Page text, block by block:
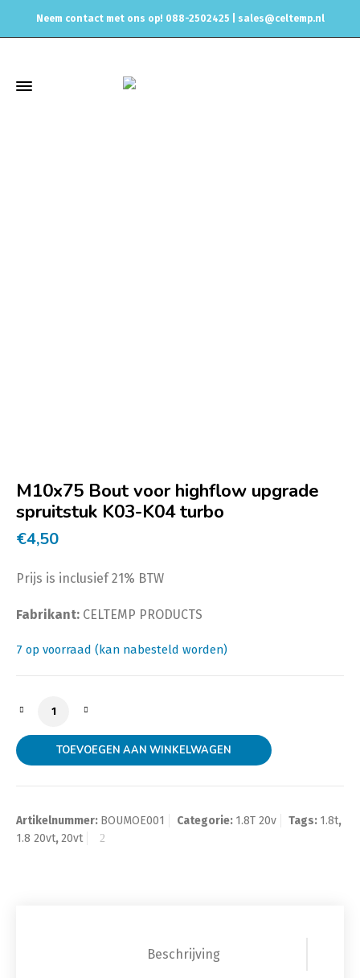
Neem contact met ons op! 088-2502425 | sales@celtemp.nl
M10x75 Bout voor highflow upgrade
spruitstuk K03-K04 turbo
€4,50
Prijs is inclusief 21% BTW
Fabrikant: CELTEMP PRODUCTS
7 op voorraad (kan nabesteld worden)
M10x75 Bout voor highflow upgrade spruitstuk K03-
TOEVOEGEN AAN WINKELWAGEN
Artikelnummer: BOUMOE001 Categorie: 1.8T 20v Tags: 1.8t,
1.8 20vt,20vt
Beschrijving